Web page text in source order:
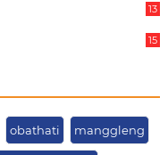
13
15
obathati manggleng